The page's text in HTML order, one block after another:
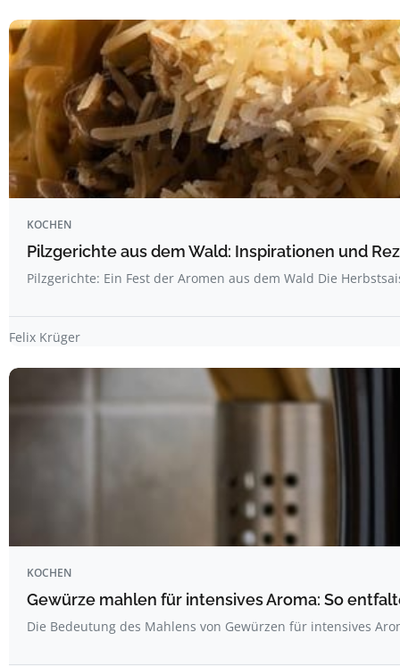
KOCHEN
Pilzgerichte aus dem Wald: Inspirationen und
Pilzgerichte: Ein Fest der Aromen aus dem Wald Die
Felix Krüger
KOCHEN
Gewürze mahlen für intensives Aroma: So
Die Bedeutung des Mahlens von Gewürzen für intensives